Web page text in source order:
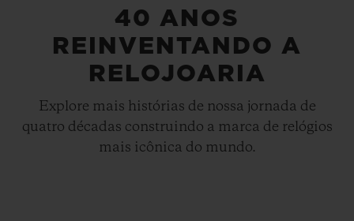
40 ANOS
REINVENTANDO A
RELOJOARIA
Explore mais histórias de nossa jornada de
quatro décadas construindo a marca de relógios
mais icônica do mundo.